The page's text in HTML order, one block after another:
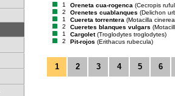
1
Oreneta cua-rogenca (Cecropis
2
Orenetes cuablanques (Delichon
1
Cuereta torrentera (Motacilla
2
Cueretes blanques vulgars
1
Cargolet (Troglodytes troglodytes)
2
Pit-rojos (Erithacus rubecula)
1 2 3 4 5 6